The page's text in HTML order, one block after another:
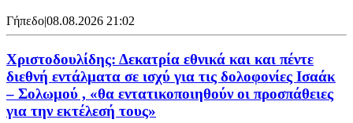
Γήπεδο|08.08.2026 21:02
Χριστοδουλίδης: Δεκατρία εθνικά και και πέντε
διεθνή εντάλματα σε ισχύ για τις δολοφονίες Ισαάκ
– Σολωμού , «θα εντατικοποιηθούν οι προσπάθειες
για την εκτέλεσή τους»